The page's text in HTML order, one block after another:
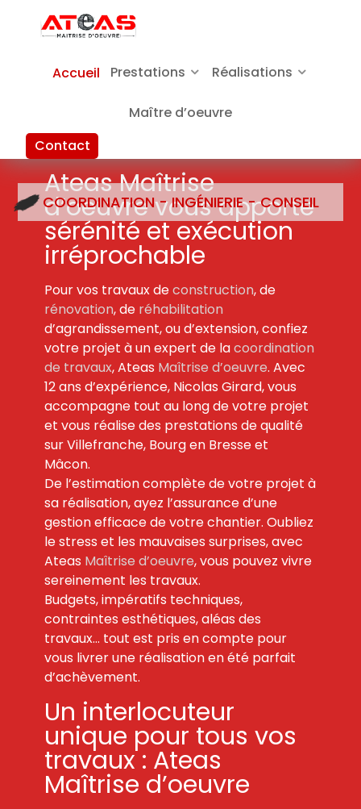
Accueil Prestations Réalisations
Maître d’oeuvre
Contact
COORDINATION - INGÉNIERIE - CONSEIL
Ateas Maîtrise
d’oeuvre vous apporte
sérénité et exécution
irréprochable
Pour vos travaux deconstruction, de
rénovation, de réhabilitation
d’agrandissement, ou d’extension, confiez
votre projet à un expert de lacoordination
de travaux, Ateas Maîtrise d’oeuvre. Avec
12 ans d’expérience, Nicolas Girard, vous
accompagne tout au long de votre projet
et vous réalise des prestations de qualité
sur Villefranche, Bourg en Bresse et
Mâcon.
De l’estimation complète de votre projet à
sa réalisation, ayez l’assurance d’une
gestion efficace de votre chantier. Oubliez
le stress et les mauvaises surprises, avec
Ateas Maîtrise d’oeuvre, vous pouvez vivre
sereinement les travaux.
Budgets, impératifs techniques,
contraintes esthétiques, aléas des
travaux… tout est pris en compte pour
vous livrer une réalisation en été parfait
d’achèvement.
Un interlocuteur
unique pour tous vos
travaux : Ateas
Maîtrise d’oeuvre